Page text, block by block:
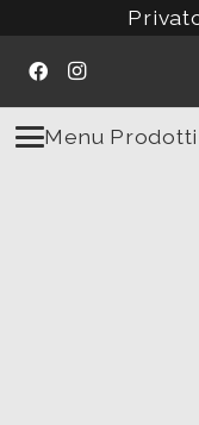
Menu Prodotti